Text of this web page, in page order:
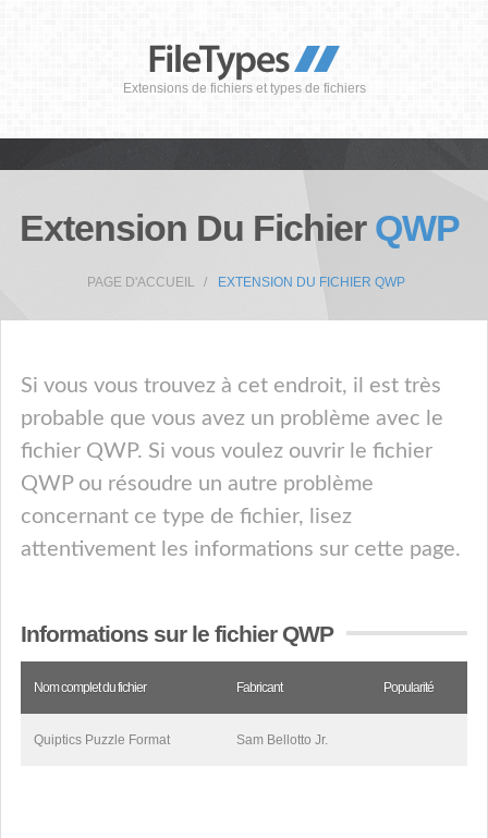
Extensions de fichiers et types de fichiers
Extension Du Fichier QWP
PAGE D'ACCUEIL EXTENSION DU FICHIER QWP
Si vous vous trouvez à cet endroit, il est très
probable que vous avez un problème avec le
fichier QWP. Si vous voulez ouvrir le fichier
QWP ou résoudre un autre problème
concernant ce type de fichier, lisez
attentivement les informations sur cette page.
Informations sur le fichier QWP
Nom complet du fichier Fabricant Popularité
Quiptics Puzzle Format Sam Bellotto Jr.